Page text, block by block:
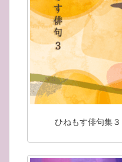
ひねもす俳句集３